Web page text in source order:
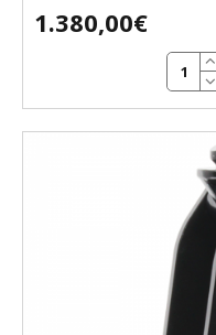
1.380,00€